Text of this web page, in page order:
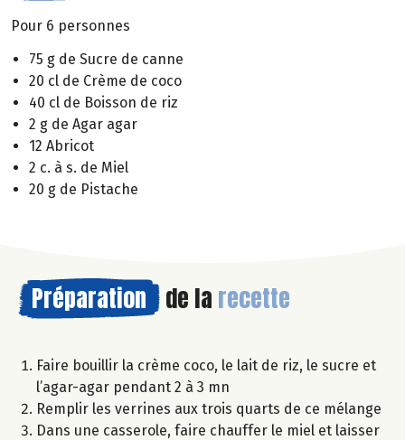
Pour 6 personnes
75 g de Sucre de canne
20 cl de Crème de coco
40 cl de Boisson de riz
2 g de Agar agar
12 Abricot
2 c. à s. de Miel
20 g de Pistache
Préparation de la recette
Faire bouillir la crème coco, le lait de riz, le sucre et
l’agar-agar pendant 2 à 3 mn
Remplir les verrines aux trois quarts de ce mélange
Dans une casserole, faire chauffer le miel et laisser